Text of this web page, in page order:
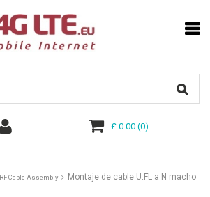
£ 0.00(0)
RF Cable Assembly Montaje de cable U.FL a N macho